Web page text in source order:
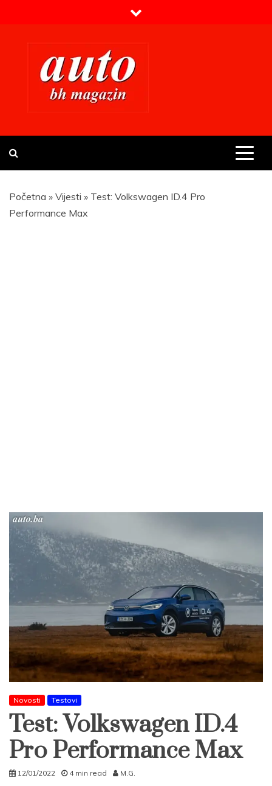
Prvi BH auto magazin
Početna » Vijesti » Test: Volkswagen ID.4 Pro
Performance Max
Novosti Testovi
Test: Volkswagen ID.4
Pro Performance Max
12/01/2022 4 min read M.G.